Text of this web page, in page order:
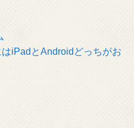
iPadとAndroidどっちがお